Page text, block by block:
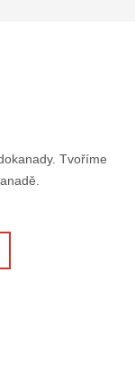
Tvoříme